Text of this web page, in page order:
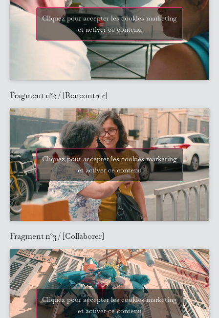
Cliquez pour accepter les cookies marketing
et activer ce contenu
Fragment n°2 / [Rencontrer]
Cliquez pour accepter les cookies marketing
et activer ce contenu
Fragment n°3 / [Collaborer]
Cliquez pour accepter les cookies marketing
et activer ce contenu